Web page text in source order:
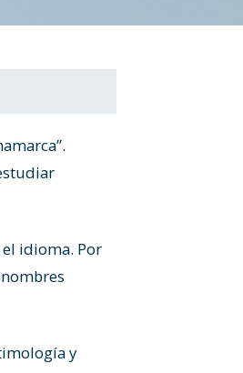
idioma. Por
y